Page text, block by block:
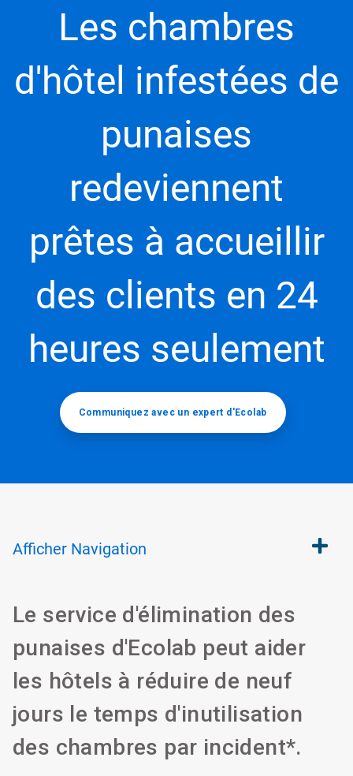
Les chambres
d'hôtel infestées de
punaises
redeviennent
prêtes à accueillir
des clients en 24
heures seulement
Communiquez avec un expert d'Ecolab
Afficher Navigation
Le service d'élimination des
punaises d'Ecolab peut aider
les hôtels à réduire de neuf
jours le temps d'inutilisation
des chambres par incident*.​​​​​​​